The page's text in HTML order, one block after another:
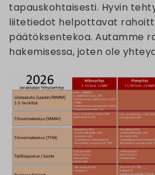
tapauskohtaisesti. Hyvin
liitetiedot helpottavat
päätöksentekoa. Autamme
hakemisessa, joten ole